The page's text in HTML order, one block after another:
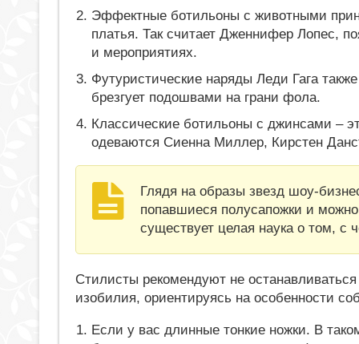
Эффектные ботильоны с животными
платья. Так считает Дженнифер Лопес,
и мероприятиях.
Футуристические наряды Леди Гага
брезгует подошвами на грани фола.
Классические ботильоны с джинсами –
одеваются Сиенна Миллер, Кирстен
Глядя на образы звезд шоу-
попавшиеся полусапожки и
существует целая наука о том, с
Стилисты рекомендуют не
изобилия, ориентируясь на особенности
Если у вас длинные тонкие ножки. В